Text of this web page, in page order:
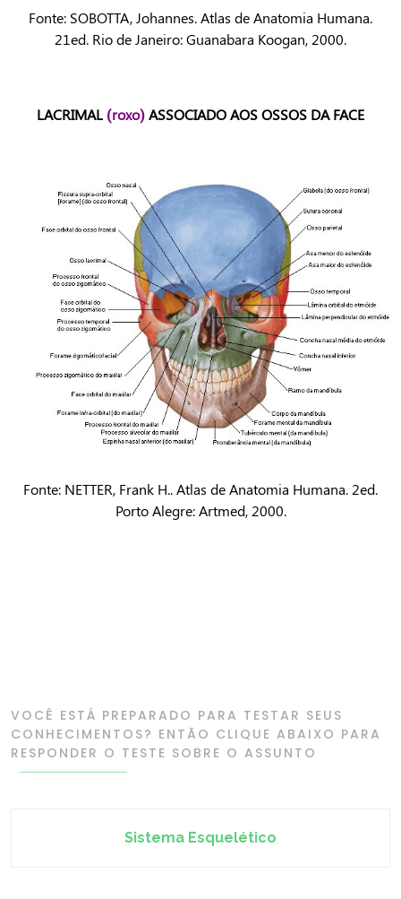
Fonte: SOBOTTA, Johannes. Atlas de Anatomia Humana.
21ed. Rio de Janeiro: Guanabara Koogan, 2000.
LACRIMAL (roxo)ASSOCIADO AOS OSSOS DA FACE
Fonte: NETTER, Frank H.. Atlas de Anatomia Humana. 2ed.
Porto Alegre: Artmed, 2000.
VOCÊ ESTÁ PREPARADO PARA TESTAR SEUS
CONHECIMENTOS? ENTÃO CLIQUE ABAIXO PARA
RESPONDER O TESTE SOBRE O ASSUNTO
Sistema Esquelético